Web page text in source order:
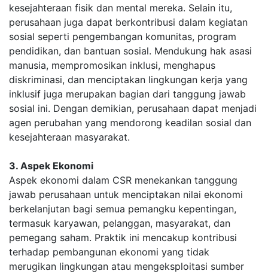
kesejahteraan fisik dan mental mereka. Selain itu,
perusahaan juga dapat berkontribusi dalam kegiatan
sosial seperti pengembangan komunitas, program
pendidikan, dan bantuan sosial. Mendukung hak asasi
manusia, mempromosikan inklusi, menghapus
diskriminasi, dan menciptakan lingkungan kerja yang
inklusif juga merupakan bagian dari tanggung jawab
sosial ini. Dengan demikian, perusahaan dapat menjadi
agen perubahan yang mendorong keadilan sosial dan
kesejahteraan masyarakat.
3. Aspek Ekonomi
Aspek ekonomi dalam CSR menekankan tanggung
jawab perusahaan untuk menciptakan nilai ekonomi
berkelanjutan bagi semua pemangku kepentingan,
termasuk karyawan, pelanggan, masyarakat, dan
pemegang saham. Praktik ini mencakup kontribusi
terhadap pembangunan ekonomi yang tidak
merugikan lingkungan atau mengeksploitasi sumber